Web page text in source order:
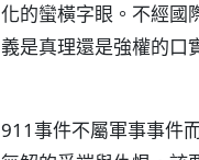
化的蠻橫字眼。不經國
義是真理還是強權的口
911事件不屬軍事事件